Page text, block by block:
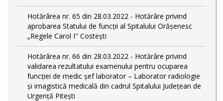
Hotărârea nr. 65 din 28.03.2022 - Hotărâre privind
aprobarea Statului de funcţii al Spitalului Orășenesc
„Regele Carol I" Costești
Hotărârea nr. 66 din 28.03.2022 - Hotărâre privind
validarea rezultatului examenului pentru ocuparea
funcției de medic șef laborator – Laborator radiologie
și imagistică medicală din cadrul Spitalului Județean de
Urgență Pitești